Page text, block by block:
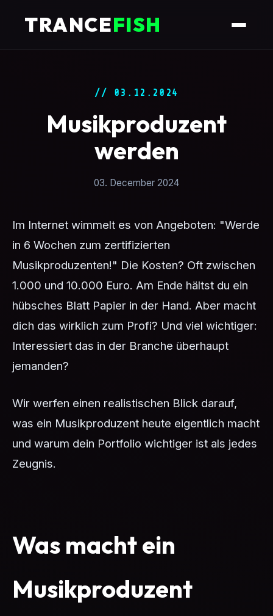
TRANCEFISH
// 03.12.2024
Musikproduzent
werden
03. December 2024
Im Internet wimmelt es von Angeboten: "Werde
in 6 Wochen zum zertifizierten
Musikproduzenten!" Die Kosten? Oft zwischen
1.000 und 10.000 Euro. Am Ende hältst du ein
hübsches Blatt Papier in der Hand. Aber macht
dich das wirklich zum Profi? Und viel wichtiger:
Interessiert das in der Branche überhaupt
jemanden?
Wir werfen einen realistischen Blick darauf,
was ein Musikproduzent heute eigentlich macht
und warum dein Portfolio wichtiger ist als jedes
Zeugnis.
Was macht ein
Musikproduzent